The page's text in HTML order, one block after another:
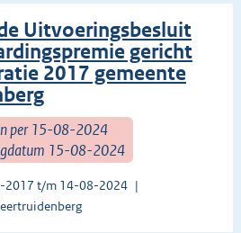
Uitvoeringsbesluit
gericht
2017 gemeente
per 15-08-2024
15-08-2024
2017 t/m 14-08-2024